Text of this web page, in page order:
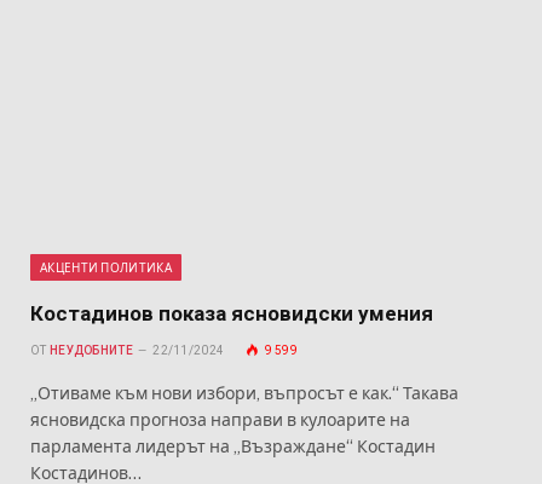
АКЦЕНТИ ПОЛИТИКА
Костадинов показа ясновидски умения
ОТ НЕУДОБНИТЕ 22/11/2024 9 599
„Отиваме към нови избори, въпросът е как.“ Такава
ясновидска прогноза направи в кулоарите на
парламента лидерът на „Възраждане“ Костадин
Костадинов…